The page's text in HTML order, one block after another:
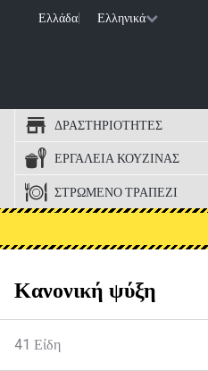
Ελλάδα Ελληνικά
ΔΡΑΣΤΗΡΙΟΤΗΤΕΣ
ΕΡΓΑΛΕΙΑ ΚΟΥΖΙΝΑΣ
ΣΤΡΩΜΕΝΟ ΤΡΑΠΕΖΙ
Κανονική ψύξη
41 Είδη